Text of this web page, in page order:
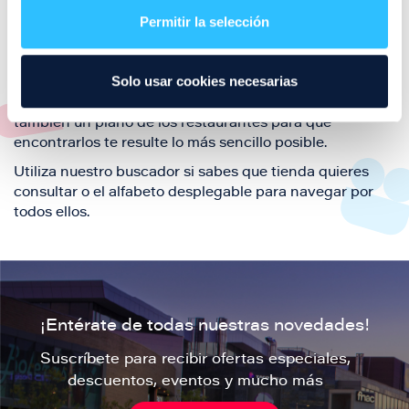
Permitir la selección
Solo usar cookies necesarias
también de nuestra oferta de ocio y shopping durante
podrás encontrar toda la información necesaria de
cada una de nuestras marcas. Sus datos de contacto y
también un plano de los restaurantes para que
encontrarlos te resulte lo más sencillo posible.
Utiliza nuestro buscador si sabes que tienda quieres
consultar o el alfabeto desplegable para navegar por
todos ellos.
¡Entérate de todas nuestras novedades!
Suscríbete para recibir ofertas especiales,
descuentos, eventos y mucho más